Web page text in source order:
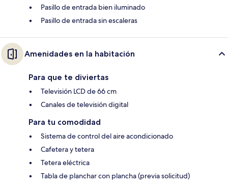
Pasillo de entrada bien iluminado
Pasillo de entrada sin escaleras
Amenidades en la habitación
Para que te diviertas
Televisión LCD de 66 cm
Canales de televisión digital
Para tu comodidad
Sistema de control del aire acondicionado
Cafetera y tetera
Tetera eléctrica
Tabla de planchar con plancha (previa solicitud)